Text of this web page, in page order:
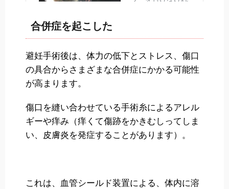
合併症を起こした
避妊手術後は、体力の低下とストレス、傷口
の具合からさまざまな合併症にかかる可能性
が高まります。
傷口を縫い合わせている手術糸によるアレル
ギーや痒み（痒くて傷跡をかきむしってしま
い、皮膚炎を発症することがあります）。
これは、血管シールド装置による、体内に溶